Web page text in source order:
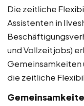
Die zeitliche
Assistenten in
und Vollzeitjobs)
Gemeinsamkeiten
die zeitliche